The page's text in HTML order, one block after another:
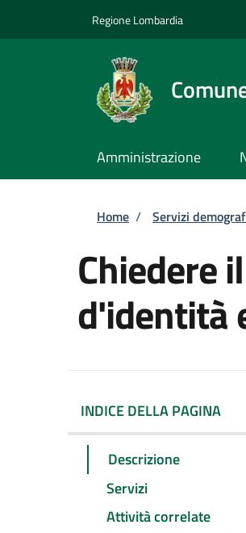
Regione Lombardia
Amministrazione
Briciole di
Home / Servizi
Chiedere
d'identità
INDICE DELLA PAGINA
Descrizione
Servizi
Attività correlate